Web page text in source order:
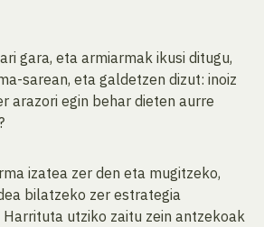
gara, eta armiarmak ikusi ditugu,
sarean, eta galdetzen dizut: inoiz
arazori egin behar dieten aurre
izatea zer den eta mugitzeko,
bilatzeko zer estrategia
utziko zaitu zein antzekoak